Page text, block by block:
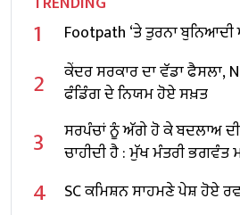
1 Footpath ‘ਤੇ ਤੁਰਨਾ ਬੁਨਿਆਦੀ
2
ਕੇਂਦਰ ਸਰਕਾਰ ਦਾ ਵੱਡਾ ਫੈਸਲਾ,
ਫੰਡਿੰਗ ਦੇ ਨਿਯਮ ਹੋਏ ਸਖ਼ਤ
3
ਸਰਪੰਚਾਂ ਨੂੰ ਅੱਗੇ ਹੋ ਕੇ ਬਦਲਾਅ
ਚਾਹੀਦੀ ਹੈ : ਮੁੱਖ ਮੰਤਰੀ ਭਗਵੰਤ
4 SC ਕਮਿਸ਼ਨ ਸਾਹਮਣੇ ਪੇਸ਼ ਹੋਏ